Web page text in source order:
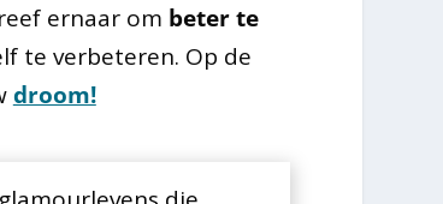
ernaar om beter te
te verbeteren. Op de
droom!